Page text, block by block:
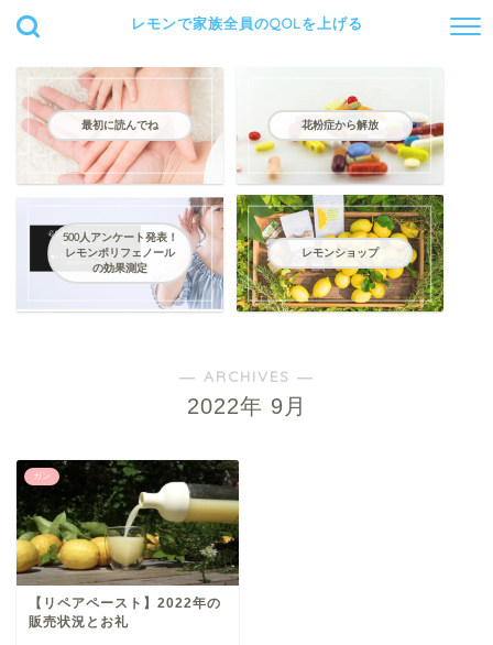
レモンで家族全員のQOLを上げる
最初に読んでね 花粉症から解放
500人アンケート発表！
レモンポリフェノール
の効果測定
レモンショップ
― ARCHIVES ―
2022年 9月
ガン
【リペアペースト】2022年の
販売状況とお礼